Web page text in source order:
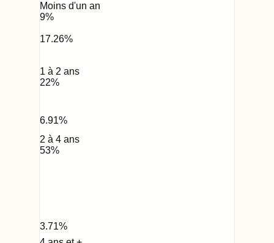
Moins d'un an
9%
17.26%
1 à 2 ans
22%
6.91%
2 à 4 ans
53%
3.71%